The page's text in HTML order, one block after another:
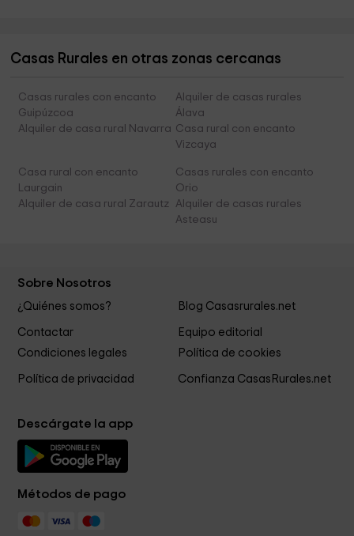
Casas Rurales en otras zonas cercanas
Casas rurales con encanto
Guipúzcoa
Alquiler de casas rurales
Álava
Alquiler de casa rural Navarra Casa rural con encanto
Vizcaya
Casa rural con encanto
Laurgain
Casas rurales con encanto
Orio
Alquiler de casa rural Zarautz
Alquiler de casas rurales
Asteasu
Sobre Nosotros
¿Quiénes somos? Blog Casasrurales.net
Contactar
Equipo editorial
Condiciones legales
Política de cookies
Política de privacidad Confianza CasasRurales.net
Descárgate la app
Métodos de pago